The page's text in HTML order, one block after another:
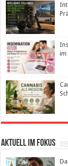
im
Aktuell im Fokus